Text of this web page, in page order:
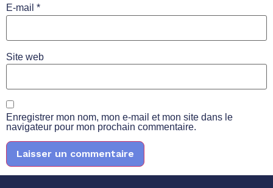
E-mail *
Site web
Enregistrer mon nom, mon e-mail et mon site dans le
navigateur pour mon prochain commentaire.